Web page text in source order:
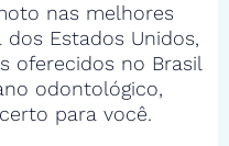
nas melhores
Estados Unidos,
oferecidos no Brasil
odontológico,
para você.